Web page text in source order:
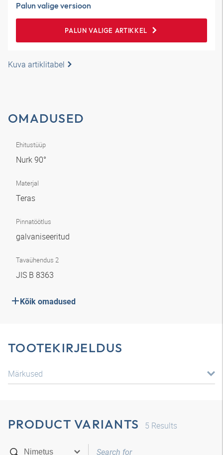
Palun valige versioon
PALUN VALIGE ARTIKKEL
Kuva artiklitabel
OMADUSED
Ehitustüüp
Nurk 90°
Materjal
Teras
Pinnatöötlus
galvaniseeritud
Tavaühendus 2
JIS B 8363
Kõik omadused
TOOTEKIRJELDUS
Märkused
PRODUCT VARIANTS 5 Results